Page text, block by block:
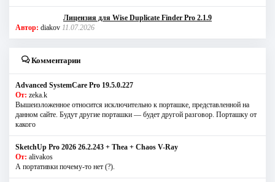
Лицензия для Wise Duplicate Finder Pro 2.1.9
Автор: diakov 11.07.2026
Комментарии
Advanced SystemCare Pro 19.5.0.227
От: zeka.k
Вышеизложенное относится исключительно к порташке, представленной на
данном сайте. Будут другие порташки — будет другой разговор. Порташку от
какого
SketchUp Pro 2026 26.2.243 + Thea + Chaos V-Ray
От: alivakos
А портативки почему-то нет (?).